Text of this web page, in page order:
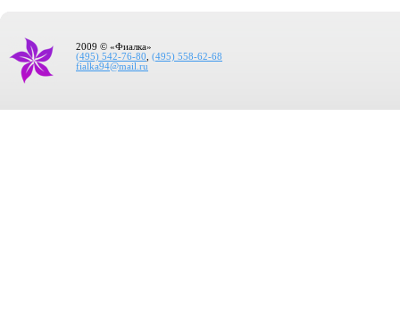
2009 © «Фиалка»
(495) 542-76-80
(495) 558-62-68
fialka94@mail.ru